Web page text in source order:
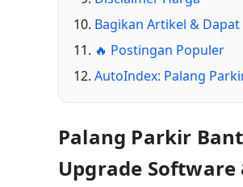
Bagikan Artikel & Dapat
🔥 Postingan Populer
AutoIndex: Palang
Palang Parkir
Upgrade